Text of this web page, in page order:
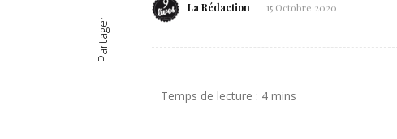
Partager
La Rédaction 15 Octobre 2020